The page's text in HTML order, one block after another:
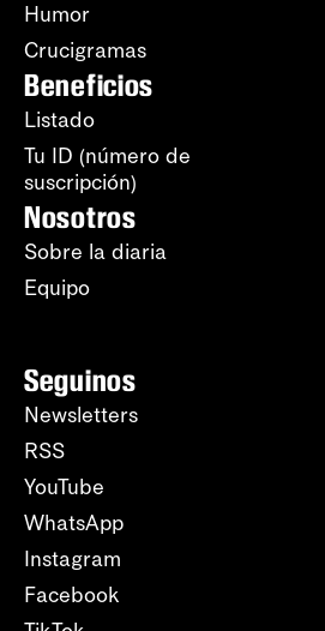
Humor
Crucigramas
Beneficios
Listado
Tu ID (número de
suscripción)
Nosotros
Sobre la diaria
Equipo
Seguinos
Newsletters
RSS
YouTube
WhatsApp
Instagram
Facebook